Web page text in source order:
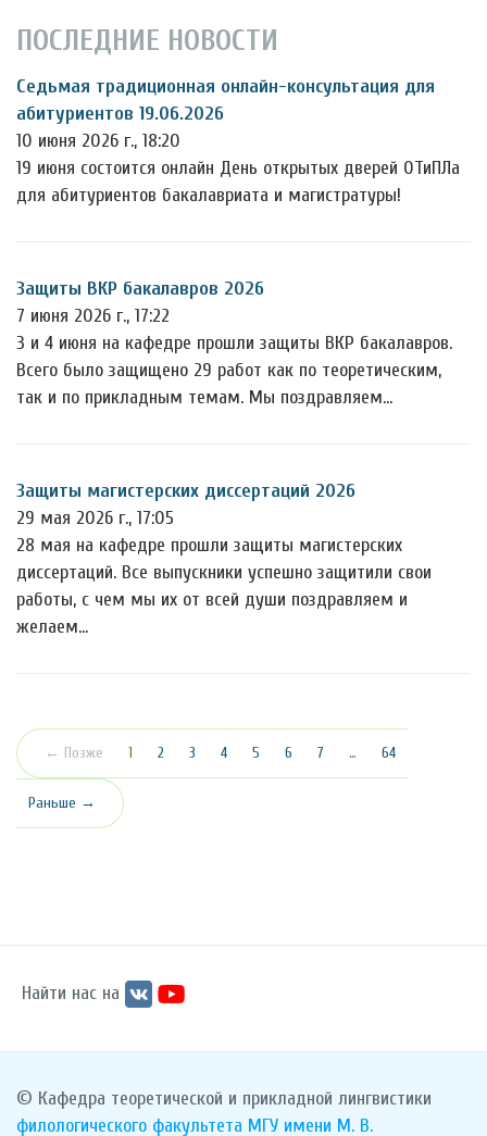
ПОСЛЕДНИЕ НОВОСТИ
Седьмая традиционная онлайн-консультация для
абитуриентов 19.06.2026
10 июня 2026 г., 18:20
19 июня состоится онлайн День открытых дверей ОТиПЛа
для абитуриентов бакалавриата и магистратуры!
Защиты ВКР бакалавров 2026
7 июня 2026 г., 17:22
3 и 4 июня на кафедре прошли защиты ВКР бакалавров.
Всего было защищено 29 работ как по теоретическим,
так и по прикладным темам. Мы поздравляем…
Защиты магистерских диссертаций 2026
29 мая 2026 г., 17:05
28 мая на кафедре прошли защиты магистерских
диссертаций. Все выпускники успешно защитили свои
работы, с чем мы их от всей души поздравляем и
желаем…
← Позже 1 (текущая)
2 3 4 5 6 7 … 64
Раньше →
Найти нас на
© Кафедра теоретической и прикладной лингвистики
филологического факультета МГУ имени М. В.